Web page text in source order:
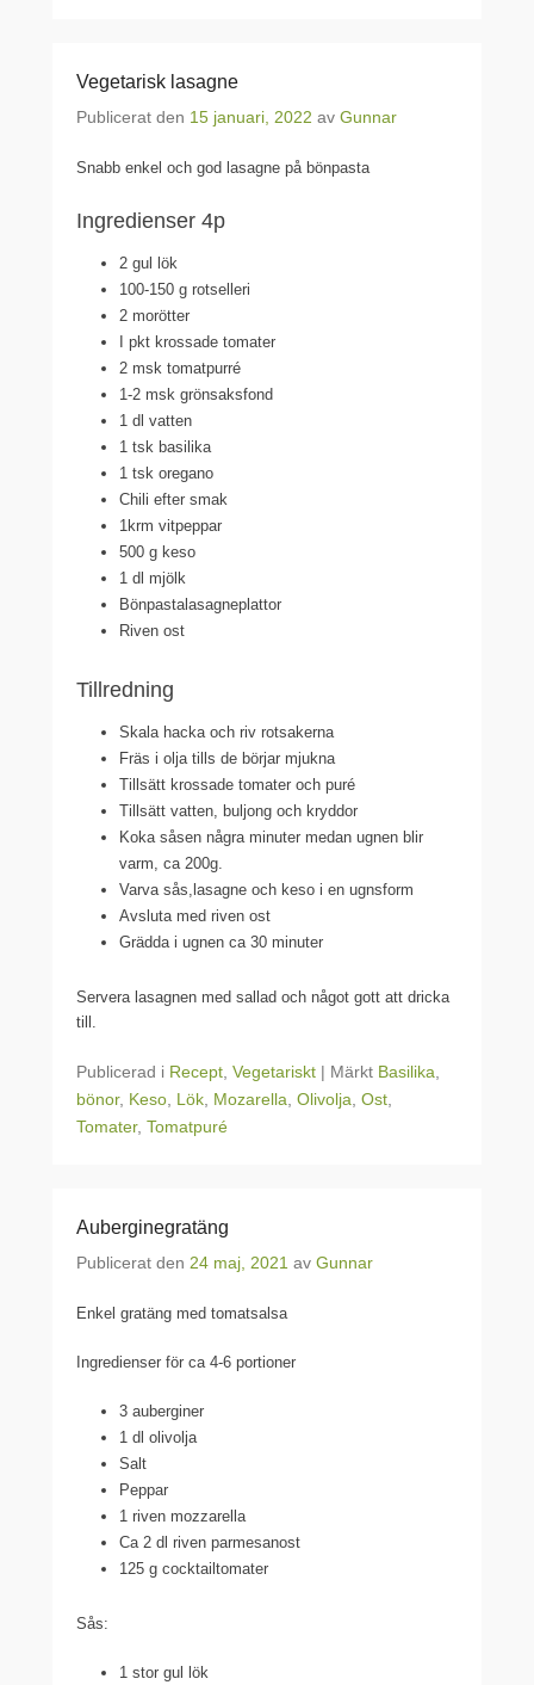
Vegetarisk lasagne
Publicerat den 15 januari, 2022 av Gunnar
Snabb enkel och god lasagne på bönpasta
Ingredienser 4p
2 gul lök
100-150 g rotselleri
2 morötter
I pkt krossade tomater
2 msk tomatpurré
1-2 msk grönsaksfond
1 dl vatten
1 tsk basilika
1 tsk oregano
Chili efter smak
1krm vitpeppar
500 g keso
1 dl mjölk
Bönpastalasagneplattor
Riven ost
Tillredning
Skala hacka och riv rotsakerna
Fräs i olja tills de börjar mjukna
Tillsätt krossade tomater och puré
Tillsätt vatten, buljong och kryddor
Koka såsen några minuter medan ugnen blir
varm, ca 200g.
Varva sås,lasagne och keso i en ugnsform
Avsluta med riven ost
Grädda i ugnen ca 30 minuter
Servera lasagnen med sallad och något gott att dricka
till.
Publicerad i Recept Vegetariskt | Märkt Basilika
bönor, Keso Lök Mozarella Olivolja Ost
Tomater, Tomatpuré
Auberginegratäng
Publicerat den 24 maj, 2021 av Gunnar
Enkel gratäng med tomatsalsa
Ingredienser för ca 4-6 portioner
3 auberginer
1 dl olivolja
Salt
Peppar
1 riven mozzarella
Ca 2 dl riven parmesanost
125 g cocktailtomater
Sås:
1 stor gul lök